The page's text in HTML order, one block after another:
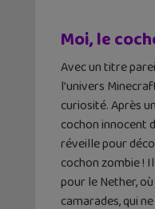
Moi, le
Avec un titre
l’univers
curiosité. Après
cochon innocent
réveille pour
cochon zombie !
pour le Nether,
camarades, qui